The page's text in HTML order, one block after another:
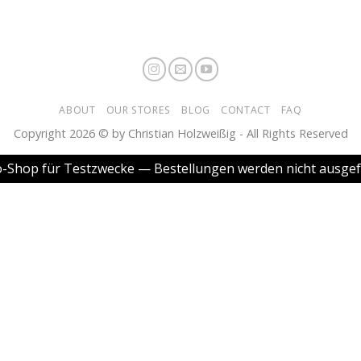
ABOUT OUR STORES BLOG CONTACT FAQ
Copyright 2026 © by Christian Holzweißig - All Rights Reserved
Shop für Testzwecke — Bestellungen werden nicht